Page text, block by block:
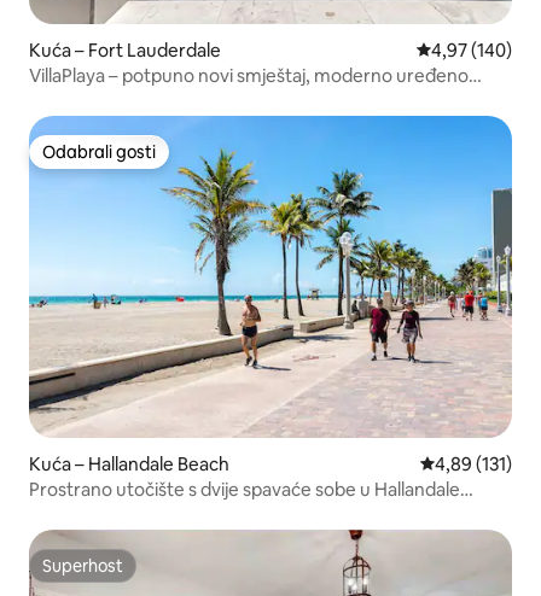
Kuća – Fort Lauderdale Prosječna
4,97 (140)
VillaPlaya – potpuno novi smještaj, moderno uređeno
Odabrali gosti
Odabrali gosti
Kuća – Hallandale Beach Prosječna
4,89 (131)
Prostrano utočište s dvije spavaće sobe u Hallandale
Superhost
Superhost